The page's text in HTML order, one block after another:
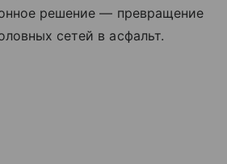
решение — превращение
сетей в асфальт.